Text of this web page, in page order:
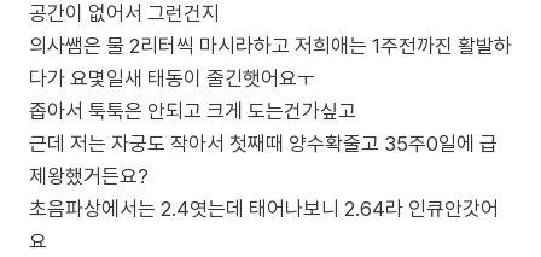
공간이 없어서 그런건지
의사쌤은 물 2리터씩 마시라하고 저희애는 1주전까진 활발하
다가 요몇일새 태동이 줄긴햇어요ㅜ
좁아서 툭툭은 안되고 크게 도는건가싶고
근데 저는 자궁도 작아서 첫째때 양수확줄고 35주0일에 급
제왕했거든요?
초음파상에서는 2.4엿는데 태어나보니 2.64라 인큐안갓어
요